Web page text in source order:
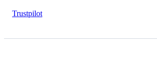
Trustpilot